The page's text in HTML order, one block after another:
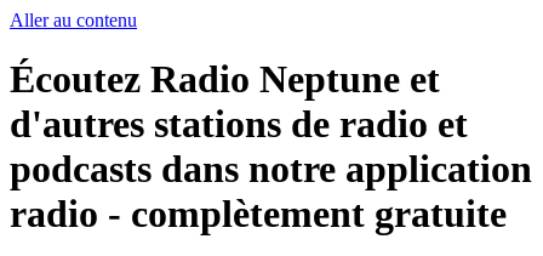
Aller au contenu
Écoutez Radio Neptune et
d'autres stations de radio et
podcasts dans notre application
radio - complètement gratuite